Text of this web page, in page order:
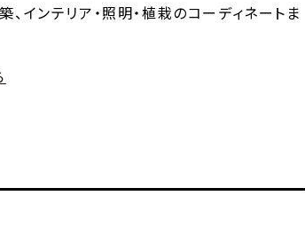
、インテリア・照明・植栽のコーディネートま